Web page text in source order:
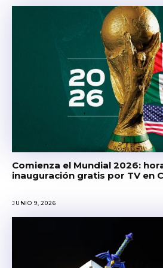
Comienza el Mundial 2026:
inauguración gratis por TV en
JUNIO 9, 2026